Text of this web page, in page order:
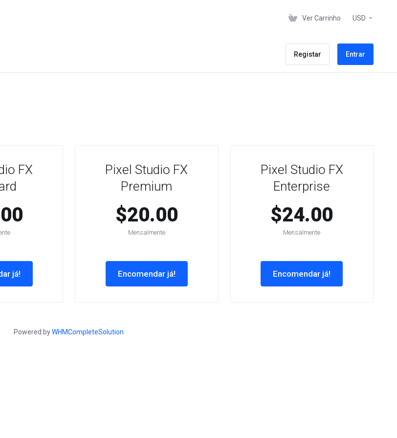
Ver Carrinho USD
Registar Entrar
FX
já!
Pixel Studio FX
Premium
$20.00
Mensalmente
Encomendar já!
Pixel Studio FX
Enterprise
$24.00
Mensalmente
Encomendar já!
Powered byWHMCompleteSolution